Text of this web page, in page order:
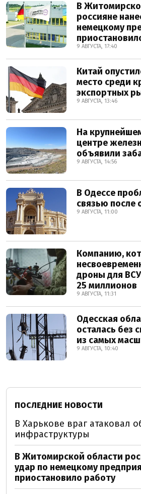
В
россияне
немецкому
9 АВГУСТА, 17:40
Китай
место среди
экспортных
9 АВГУСТА, 13:46
На
центре
объявили
9 АВГУСТА, 14:56
В Одессе
связью после
9 АВГУСТА, 11:00
Компанию,
дроны для
25 миллионов
9 АВГУСТА, 11:31
Одесская
осталась без
из самых
9 АВГУСТА, 10:40
ПОСЛЕДНИЕ НОВОСТИ
В Харькове враг атаковал
инфраструктуры
В Житомирской области
удар по немецкому
приостановило работу